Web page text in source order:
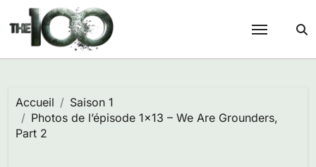
Passer
au
contenu
Accueil
Saison 1
Photos de l’épisode 1×13 – We Are Grounders,
Part 2